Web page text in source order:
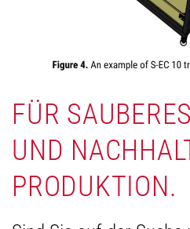
FÜR
UND
PRODUKTION.